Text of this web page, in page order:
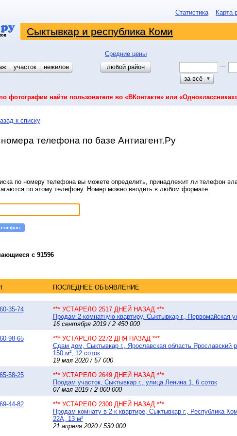
Статистика Карта
Сыктывкар и республика Коми
Средние цены
участок
нежилое
любой район —
за всё
▼
фотографии найти пользователя во «ВКонтакте» или
к списку
телефона по базе Антиагент.Ру
по номеру телефона вы можете определить, принадлежит ли телефон
по этому телефону. Номер можно вводить в любом формате.
с 91596
ПОСЛЕДНЕЕ ОБЪЯВЛЕНИЕ
35-74
*** УСТАРЕЛО 2517 ДНЕЙ НАЗАД ***
Продам 2-комнатную квартиру, Сыктывкар г., Первомайская
16 сентября 2019 / 2 450 000
98-65
*** УСТАРЕЛО 2272 ДНЯ НАЗАД ***
Сдам дом, Сыктывкар г., Ярославская область Ярославский
150 м², 12 соток
19 мая 2020 / 57 000
58-25
*** УСТАРЕЛО 2649 ДНЕЙ НАЗАД ***
Продам участок, Сыктывкар г., улица Ленина 1, 6 соток
07 мая 2019 / 2 000 000
44-82
*** УСТАРЕЛО 2300 ДНЕЙ НАЗАД ***
Продам комнату в 2-к квартире, Сыктывкар г., Республика
22А, 13 м²
21 апреля 2020 / 530 000